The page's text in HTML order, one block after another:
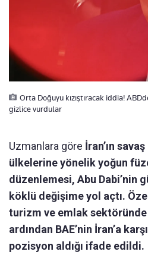
Orta Doğuyu kızıştıracak iddia!
gizlice vurdular
Uzmanlara göre İran’ın
ülkelerine yönelik yoğun
düzenlemesi, Abu Dabi’nin
köklü değişime yol açtı.
turizm ve emlak sektöründe
ardından BAE’nin İran’a
pozisyon aldığı ifade edildi.